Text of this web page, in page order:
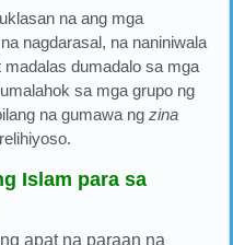
na ang mga
nagdarasal, na naniniwala
dumadalo sa mga
sa mga grupo ng
na gumawa ng zina
Islam para sa
apat na paraan na